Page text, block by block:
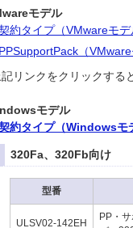
モデル
約タイプ（VMwareモデ
PPSupportPack（VMware
リンクをクリックする
モデル
約タイプ（Windowsモ
320Fa、320Fb向け
型番
ULSV02-142EH
PP・